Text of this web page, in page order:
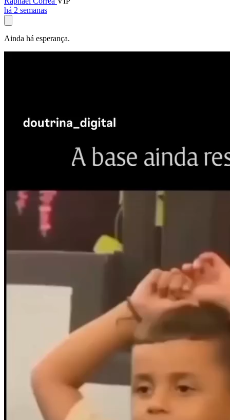
há 2 semanas
Ainda há esperança.